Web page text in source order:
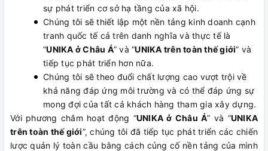
sự phát triển cơ sở hạ tầng của xã hội.
Chúng tôi sẽ thiết lập một nền tảng kinh doanh cạnh
tranh quốc tế cả trên danh nghĩa và thực tế là
“UNIKA ở Châu Á” và “UNIKA trên toàn thế giới” và
tiếp tục phát triển hơn nữa.
Chúng tôi sẽ theo đuổi chất lượng cao vượt trội về
khả năng đáp ứng môi trường và có thể đáp ứng sự
mong đợi của tất cả khách hàng tham gia xây dựng.
Với phương châm hoạt động “UNIKA ở Châu Á” và “UNIKA
trên toàn thế giới”, chúng tôi đã tiếp tục phát triển các chiến
lược quản lý toàn cầu bằng cách củng cố nền tảng của mình